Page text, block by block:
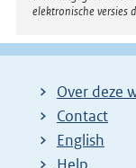
elektronische versies
Over deze
Contact
English
Help